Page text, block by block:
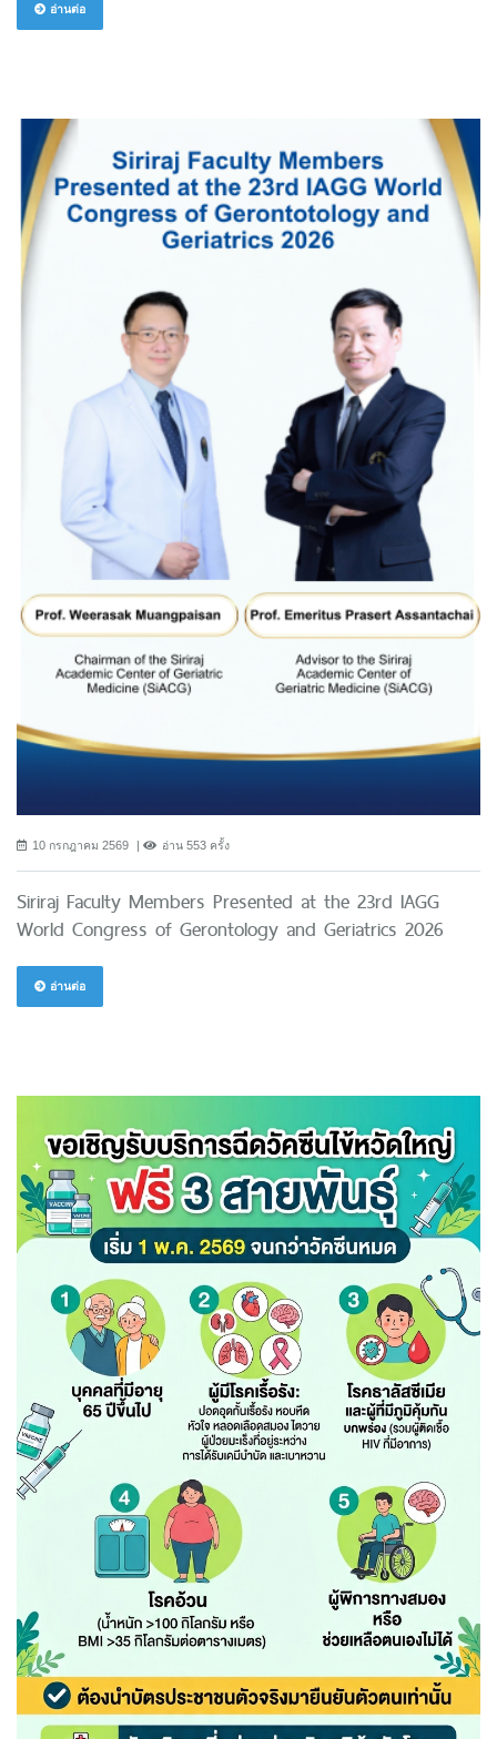
อ่านต่อ
10 กรกฎาคม 2569 อ่าน 553 ครั้ง
Siriraj Faculty Members Presented at the 23rd IAGG
World Congress of Gerontology and Geriatrics 2026
อ่านต่อ